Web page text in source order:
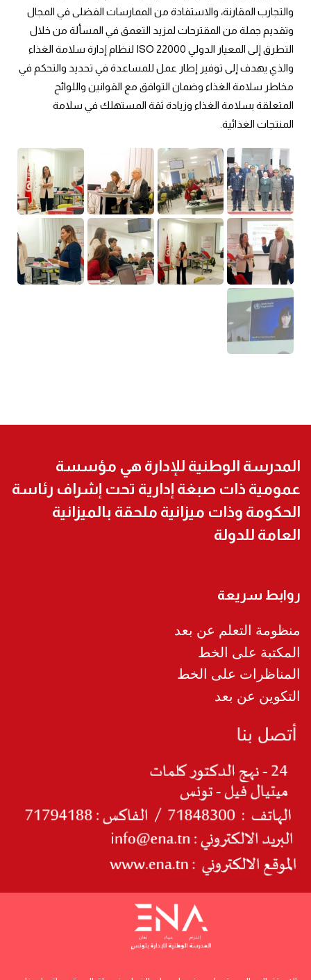
والتجارب المقارنة، والاستفادة من الممارسات الفضلى في المجال
وتقديم جملة من المقترحات لمزيد التعمق في المسألة من خلال
التطرق إلى المعيار الدولي ISO 22000 لنظام إدارة سلامة الغذاء
والذي يهدف إلى توفير إطار عمل للمساعدة في تحديد والتحكم في
مخاطر سلامة الغذاء وضمان التوافق مع القوانين واللوائح
المتعلقة بسلامة الغذاء وزيادة ثقة المستهلك في سلامة
المنتجات الغذائية.
المدرسة الوطنية للإدارة هي مؤسسة
عمومية ذات صبغة إدارية تحت إشراف رئاسة
الحكومة وذات ميزانية ملحقة بالميزانية
العامة للدولة
روابط سريعة
منظومة التعلم عن بعد
المكتبة على الخط
المناظرات على الخط
التكوين عن بعد